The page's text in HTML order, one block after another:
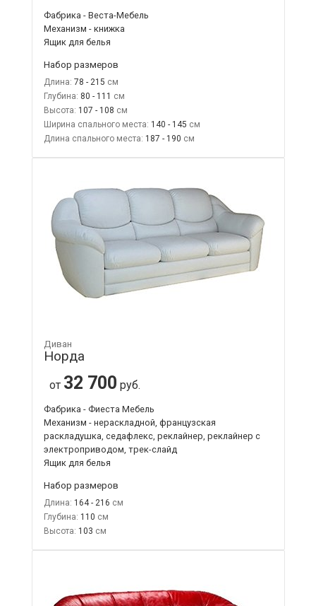
Фабрика - Веста-Мебель
Механизм - книжка
Ящик для белья
Набор размеров
Длина: 78 - 215
Глубина: 80 - 111
Высота: 107 - 108
Ширина спального места: 140 - 145
Длина спального места: 187 - 190
Диван
Норда
от 32 700 руб.
Фабрика - Фиеста Мебель
Механизм - нераскладной, французская
раскладушка, седафлекс, реклайнер, реклайнер с
электроприводом, трек-слайд
Ящик для белья
Набор размеров
Длина: 164 - 216
Глубина: 110
Высота: 103